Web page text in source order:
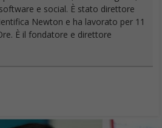
e social. È stato direttore
Newton e ha lavorato per 11
È il fondatore e direttore